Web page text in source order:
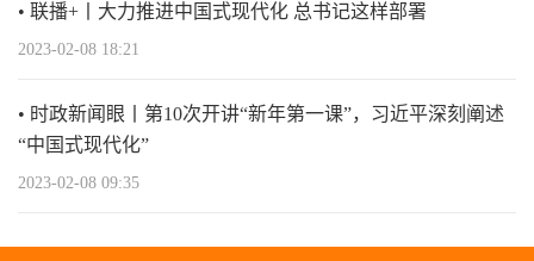
联播+丨大力推进中国式现代化 总书记这样部署
2023-02-08 18:21
时政新闻眼丨第10次开讲“新年第一课”，习近平深刻阐述
“中国式现代化”
2023-02-08 09:35